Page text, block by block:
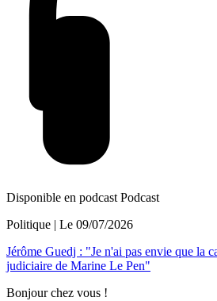
Disponible en podcast Podcast
Politique | Le 09/07/2026
Jérôme Guedj : "Je n'ai pas envie que la
judiciaire de Marine Le Pen"
Bonjour chez vous !